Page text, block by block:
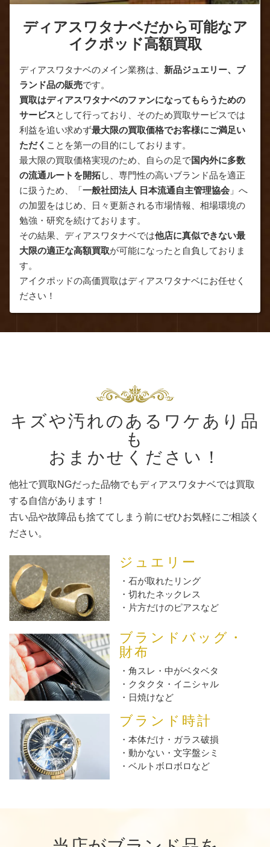
ディアスワタナベだから可能なア
イクポッド高額買取
ディアスワタナベのメイン業務は、 新品ジュエリー、ブ
ランド品の販売です。
買取はディアスワタナベのファンになってもらうための
サービスとして行っており、そのため買取サービスでは
利益を追い求めず最大限の買取価格でお客様にご満足い
ただく ことを第一の目的にしております。
最大限の買取価格実現のため、自らの足で国内外に多数
の流通ルートを開拓し、専門性の高いブランド品を適正
に扱うため、「一般社団法人 日本流通自主管理協会 」へ
の加盟をはじめ、日々更新される市場情報、相場環境の
勉強・研究を続けております。
その結果、ディアスワタナベでは他店に真似できない最
大限の適正な高額買取が可能になったと自負しておりま
す。
アイクポッドの高価買取はディアスワタナベにお任せく
ださい！
キズや汚れのあるワケあり品
も
おまかせください！
他社で買取NGだった品物でもディアスワタナベでは買取
する自信があります！
古い品や故障品も捨ててしまう前にぜひお気軽にご相談く
ださい。
ジュエリー
石が取れたリング
切れたネックレス
片方だけのピアスなど
ブランドバッグ・
財布
角スレ・中がベタベタ
クタクタ・イニシャル
日焼けなど
ブランド時計
本体だけ・ガラス破損
動かない・文字盤シミ
ベルトボロボロなど